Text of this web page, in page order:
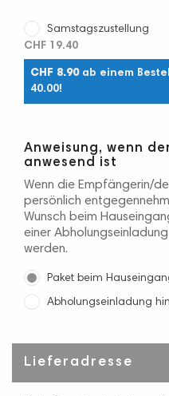
Samstagszustellung
CHF 19.40
CHF 8.90ab einem
40.00!
Anweisung, wenn
anwesend ist
Wenn die Empfängerin/
persönlich
Wunsch beim
einer
werden.
Paket beim
Abholungseinladung
Lieferadresse